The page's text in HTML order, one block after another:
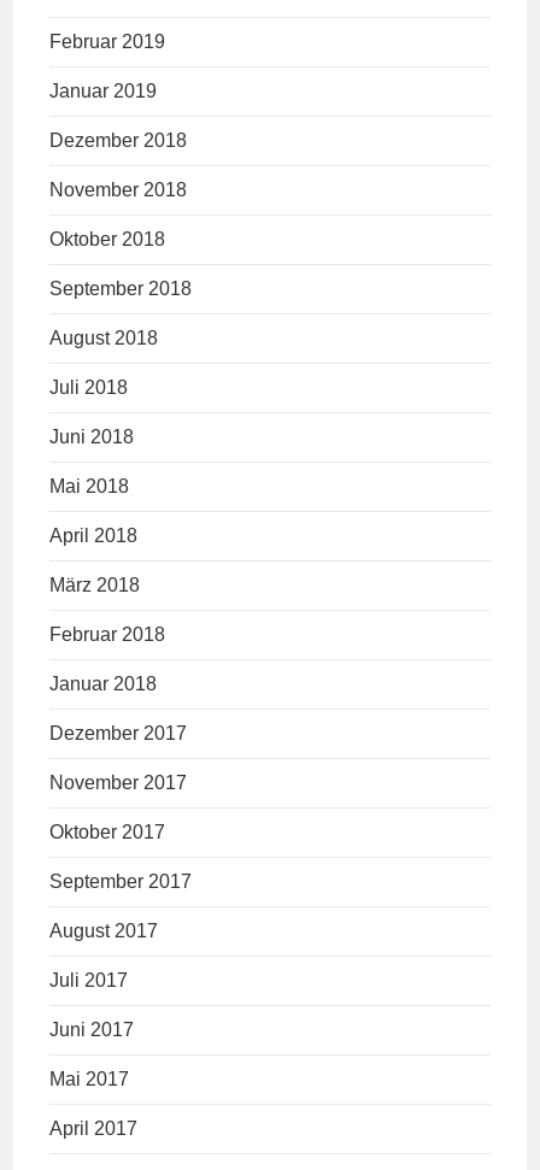
Februar 2019
Januar 2019
Dezember 2018
November 2018
Oktober 2018
September 2018
August 2018
Juli 2018
Juni 2018
Mai 2018
April 2018
März 2018
Februar 2018
Januar 2018
Dezember 2017
November 2017
Oktober 2017
September 2017
August 2017
Juli 2017
Juni 2017
Mai 2017
April 2017